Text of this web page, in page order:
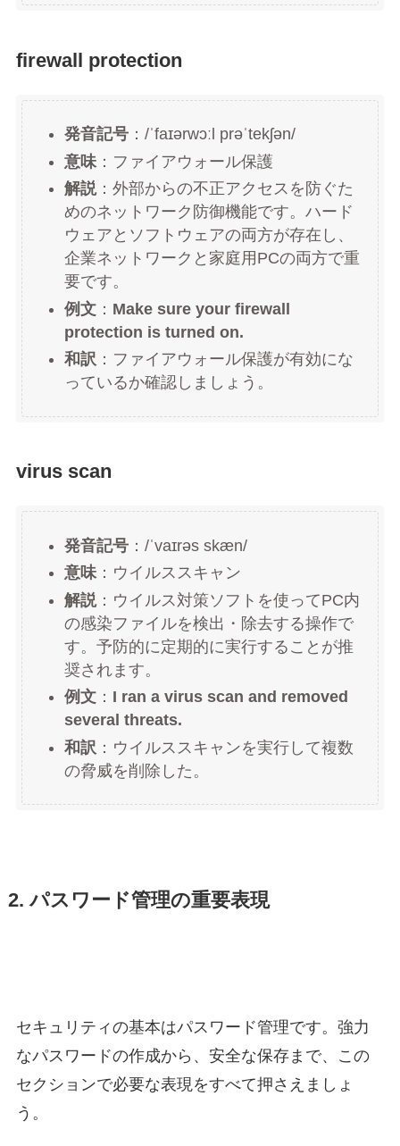
firewall protection
発音記号：/ˈfaɪərwɔːl prəˈtekʃən/
意味：ファイアウォール保護
解説：外部からの不正アクセスを防ぐた
めのネットワーク防御機能です。ハード
ウェアとソフトウェアの両方が存在し、
企業ネットワークと家庭用PCの両方で重
要です。
例文： Make sure your firewall
protection is turned on.
和訳 ：ファイアウォール保護が有効にな
っているか確認しましょう。
virus scan
発音記号：/ˈvaɪrəs skæn/
意味：ウイルススキャン
解説：ウイルス対策ソフトを使ってPC内
の感染ファイルを検出・除去する操作で
す。予防的に定期的に実行することが推
奨されます。
例文： I ran a virus scan and removed
several threats.
和訳 ：ウイルススキャンを実行して複数
の脅威を削除した。
2. パスワード管理の重要表現
セキュリティの基本はパスワード管理です。強力
なパスワードの作成から、安全な保存まで、この
セクションで必要な表現をすべて押さえましょ
う。